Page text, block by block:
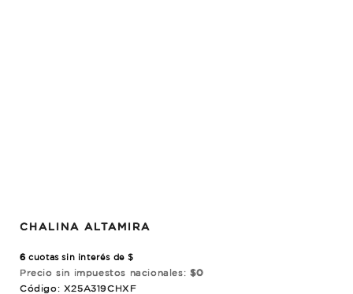
CHALINA ALTAMIRA
6 cuotas sin interés de $
Precio sin impuestos nacionales: $0
Código: X25A319CHXF